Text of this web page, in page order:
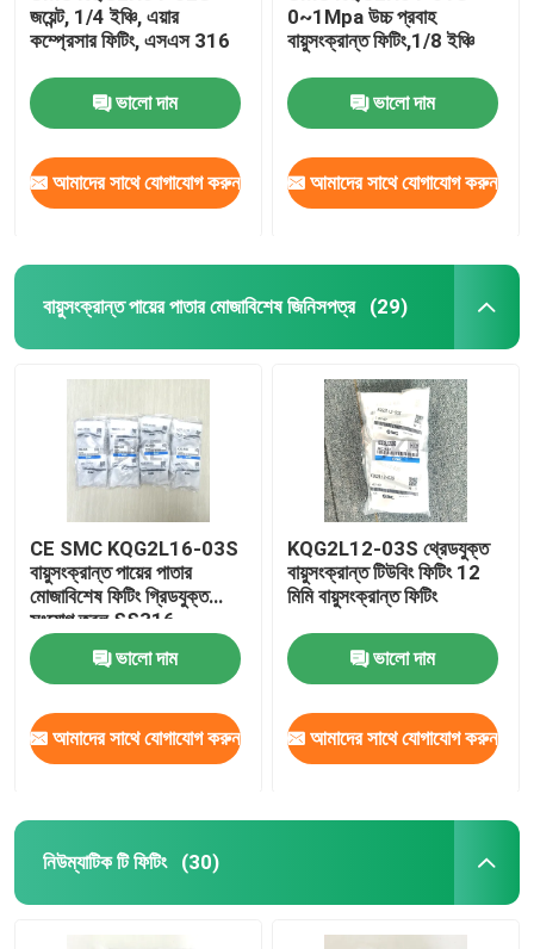
হাইড্রোলিক কন্ট্রোল ভালভ
পরিবর্তনশীল ফ্রিকোয়েন্সি কনভার্টার
বুরকার্ট সোলিনয়েড ভালভ
ভ্যাকুয়াম সাকশন কাপ
জয়েন্ট, 1/4 ইঞ্চি, এয়ার
কম্প্রেসার ফিটিং, এসএস 316
ভালো দাম
আমাদের সাথে যোগাযোগ করুন
0~1Mpa উচ্চ প্রবাহ
বায়ুসংক্রান্ত ফিটিং,1/8 ইঞ্চি
ভালো দাম
আমাদের সাথে যোগাযোগ করুন
বায়ুসংক্রান্ত পায়ের পাতার মোজাবিশেষ জিনিসপত্র (29)
CE SMC KQG2L16-03S
বায়ুসংক্রান্ত পায়ের পাতার
মোজাবিশেষ ফিটিং গ্রিডযুক্ত
সংযোগ তরল SS316
ভালো দাম
আমাদের সাথে যোগাযোগ করুন
KQG2L12-03S থ্রেডযুক্ত
বায়ুসংক্রান্ত টিউবিং ফিটিং 12
মিমি বায়ুসংক্রান্ত ফিটিং
ভালো দাম
আমাদের সাথে যোগাযোগ করুন
নিউম্যাটিক টি ফিটিং (30)